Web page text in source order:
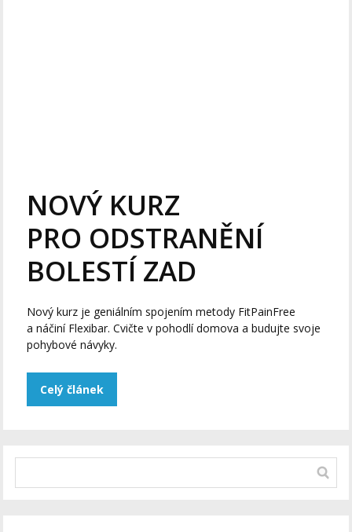
NOVÝ KURZ
PRO ODSTRANĚNÍ
BOLESTÍ ZAD
Nový kurz je geniálním spojením metody FitPainFree
a náčiní Flexibar. Cvičte v pohodlí domova a budujte svoje
pohybové návyky.
Celý článek